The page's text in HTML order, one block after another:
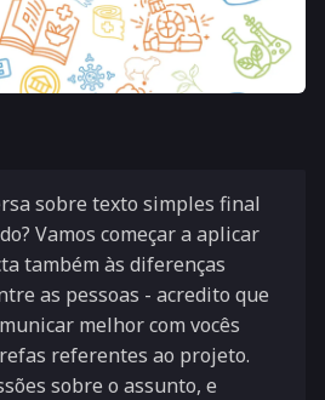
sobre texto simples final
Vamos começar a aplicar
também às diferenças
as pessoas - acredito que
melhor com vocês
referentes ao projeto.
sobre o assunto, e